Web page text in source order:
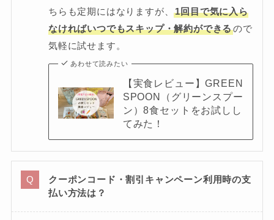
ちらも定期にはなりますが、1回目で気に入ら
なければいつでもスキップ・解約ができるので
気軽に試せます。
あわせて読みたい
【実食レビュー】GREEN
SPOON（グリーンスプー
ン）8食セットをお試しし
てみた！
クーポンコード・割引キャンペーン利用時の支
払い方法は？